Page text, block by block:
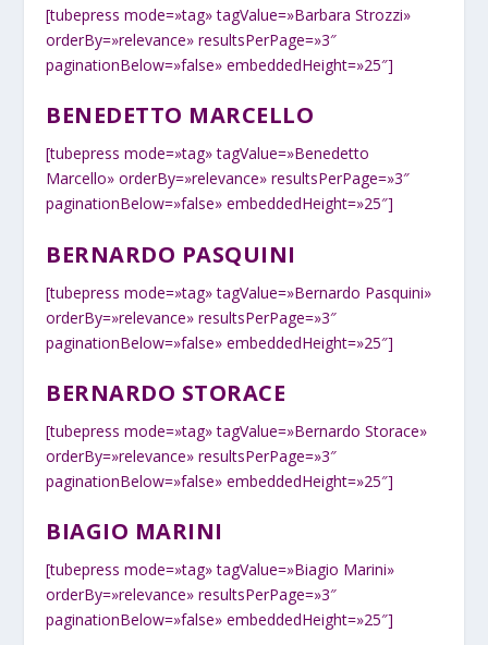
[tubepress mode=»tag» tagValue=»Barbara Strozzi»
orderBy=»relevance» resultsPerPage=»3″
paginationBelow=»false» embeddedHeight=»25″]
BENEDETTO MARCELLO
[tubepress mode=»tag» tagValue=»Benedetto
Marcello» orderBy=»relevance» resultsPerPage=»3″
paginationBelow=»false» embeddedHeight=»25″]
BERNARDO PASQUINI
[tubepress mode=»tag» tagValue=»Bernardo Pasquini»
orderBy=»relevance» resultsPerPage=»3″
paginationBelow=»false» embeddedHeight=»25″]
BERNARDO STORACE
[tubepress mode=»tag» tagValue=»Bernardo Storace»
orderBy=»relevance» resultsPerPage=»3″
paginationBelow=»false» embeddedHeight=»25″]
BIAGIO MARINI
[tubepress mode=»tag» tagValue=»Biagio Marini»
orderBy=»relevance» resultsPerPage=»3″
paginationBelow=»false» embeddedHeight=»25″]